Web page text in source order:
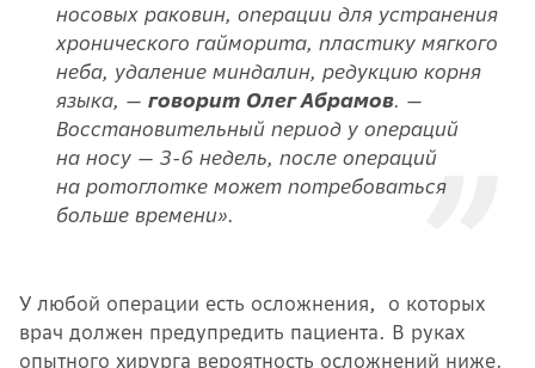
носовых раковин, операции для устранения
хронического гайморита, пластику мягкого
неба, удаление миндалин, редукцию корня
языка, — говорит Олег Абрамов. —
Восстановительный период у операций
на носу — 3-6 недель, после операций
на ротоглотке может потребоваться
больше времени».
У любой операции есть осложнения, о которых
врач должен предупредить пациента. В руках
опытного хирурга вероятность осложнений ниже.